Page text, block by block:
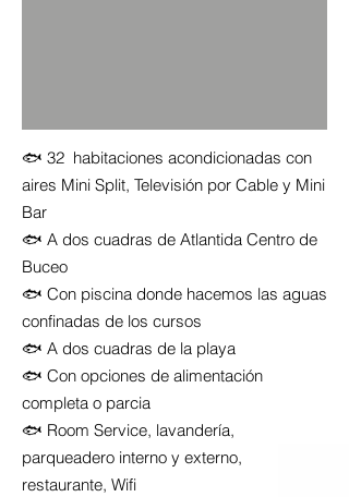
🐟 32 habitaciones acondicionadas con
aires Mini Split, Televisión por Cable y Mini
Bar
🐟 A dos cuadras de Atlantida Centro de
Buceo
🐟 Con piscina donde hacemos las aguas
confinadas de los cursos
🐟 A dos cuadras de la playa
🐟 Con opciones de alimentación
completa o parcia
🐟 Room Service, lavandería,
parqueadero interno y externo,
restaurante, Wifi